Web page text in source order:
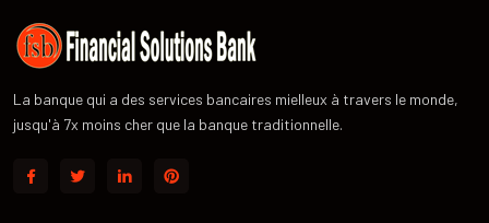
La banque qui a des services bancaires mielleux à travers le monde,
jusqu'à 7x moins cher que la banque traditionnelle.